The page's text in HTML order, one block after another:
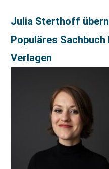
Julia Sterthoff
Populäres Sachbuch
Verlagen